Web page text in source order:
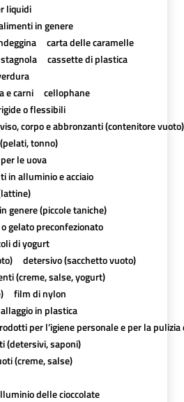
liquidi
in genere
carta delle caramelle
cassette di plastica
e carni
cellophane
o flessibili
corpo e abbronzanti (contenitore vuoto)
tonno)
le uova
in alluminio e acciaio
genere (piccole taniche)
gelato preconfezionato
di yogurt
detersivo (sacchetto vuoto)
(creme, salse, yogurt)
film di nylon
in plastica
per l’igiene personale e per la pulizia
(detersivi, saponi)
(creme, salse)
delle cioccolate